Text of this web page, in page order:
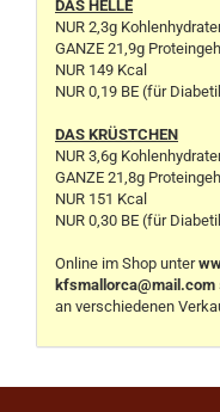
DAS HELLE
NUR 2,3g
GANZE 21,9g
NUR 149 Kcal
NUR 0,19 BE (für
DAS KRÜSTCHEN
NUR 3,6g
GANZE 21,8g
NUR 151 Kcal
NUR 0,30 BE (für
Online im Shop unter
kfsmallorca@mail.com
an verschiedenen